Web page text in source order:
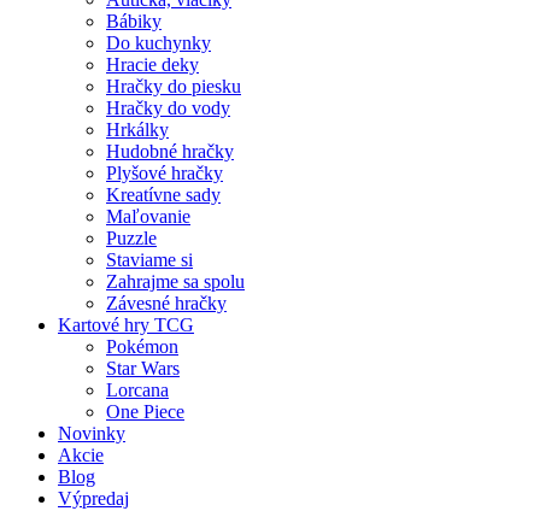
Bábiky
Do kuchynky
Hracie deky
Hračky do piesku
Hračky do vody
Hrkálky
Hudobné hračky
Plyšové hračky
Kreatívne sady
Maľovanie
Puzzle
Staviame si
Zahrajme sa spolu
Závesné hračky
Kartové hry TCG
Pokémon
Star Wars
Lorcana
One Piece
Novinky
Akcie
Blog
Výpredaj